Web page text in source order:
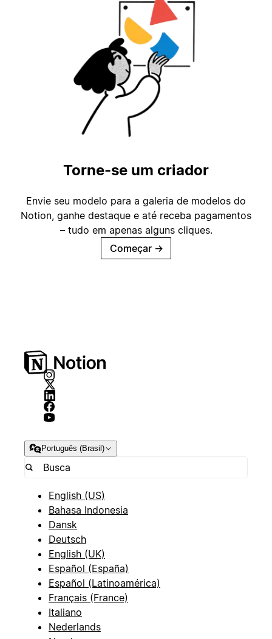
Torne-se um criador
Envie seu modelo para a galeria de modelos do
Notion, ganhe destaque e até receba pagamentos
– tudo em apenas alguns cliques.
Começar →
Português (Brasil)
English (US)
Bahasa Indonesia
Dansk
Deutsch
English (UK)
Español (España)
Español (Latinoamérica)
Français (France)
Italiano
Nederlands